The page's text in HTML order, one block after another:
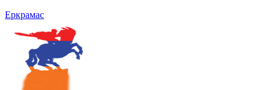
Еркрамас